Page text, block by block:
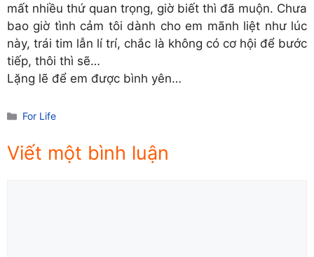
mất nhiều thứ quan trọng, giờ biết thì đã muộn. Chưa
bao giờ tình cảm tôi dành cho em mãnh liệt như lúc
này, trái tim lẫn lí trí, chắc là không có cơ hội để bước
tiếp, thôi thì sẽ…
Lặng lẽ để em được bình yên…
Danh
For Life
Viết một bình luận